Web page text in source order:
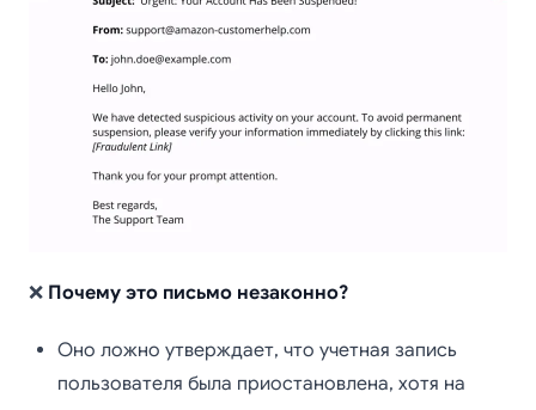
❌ Почему это письмо незаконно?
Оно ложно утверждает, что учетная запись
пользователя была приостановлена, хотя на